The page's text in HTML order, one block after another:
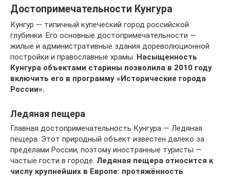
Достопримечательности Кунгура
Кунгур — типичный купеческий город российской
глубинки. Его основные достопримечательности —
жилые и административные здания дореволюционной
постройки и православные храмы. Насыщенность
Кунгура объектами старины позволила в 2010 году
включить его в программу «Исторические города
России».
Ледяная пещера
Главная достопримечательность Кунгура — Ледяная
пещера. Этот природный объект известен далеко за
пределами России, поэтому иностранные туристы —
частые гости в городе. Ледяная пещера относится к
числу крупнейших в Европе: протяжённость